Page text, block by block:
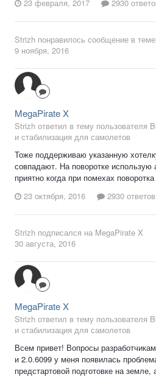
23 февраля, 2017 2930
Strizh понравилось сообщение в
9 ноября, 2016
MegaPirate X
Strizh ответил в тему пользователя
и стабилизация для самолетов
Тоже поддерживаю указанную
совпадают. На поворотке использую
приятно когда при помехах
23 октября, 2016
2930 ответов
Strizh подписался на MegaPirate X
30 августа, 2016
MegaPirate X
Strizh ответил в тему пользователя
и стабилизация для самолетов
Всем привет! Вопросы
и 2.0.6099 у меня появилась
предстартовой подготовке на